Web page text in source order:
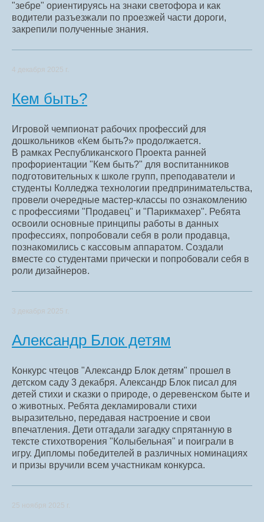
"зебре" ориентируясь на знаки светофора и как
водители разъезжали по проезжей части дороги,
закрепили полученные знания.
4 декабря 2025 г.
Кем быть?
Игровой чемпионат рабочих профессий для
дошкольников «Кем быть?» продолжается.
В рамках Республиканского Проекта ранней
профориентации "Кем быть?" для воспитанников
подготовительных к школе групп, преподаватели и
студенты Колледжа технологии предпринимательства,
провели очередные мастер-классы по ознакомлению
с профессиями "Продавец" и "Парикмахер". Ребята
освоили основные принципы работы в данных
профессиях, попробовали себя в роли продавца,
познакомились с кассовым аппаратом. Создали
вместе со студентами прически и попробовали себя в
роли дизайнеров.
3 декабря 2025 г.
Александр Блок детям
Конкурс чтецов "Александр Блок детям" прошел в
детском саду 3 декабря. Александр Блок писал для
детей стихи и сказки о природе, о деревенском быте и
о животных. Ребята декламировали стихи
выразительно, передавая настроение и свои
впечатления. Дети отгадали загадку спрятанную в
тексте стихотворения "Колыбельная" и поиграли в
игру. Дипломы победителей в различных номинациях
и призы вручили всем участникам конкурса.
25 ноября 2025 г.